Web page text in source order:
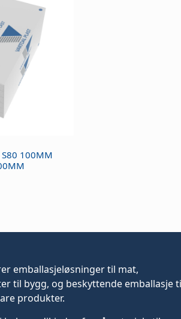
S80 100MM
emballasjeløsningertil mat,
til bygg, og beskyttende emballasje
produkter.